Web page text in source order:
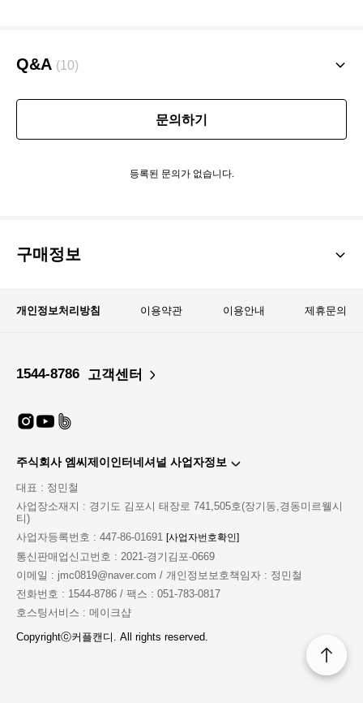
Q&A (10)
문의하기
등록된 문의가 없습니다.
구매정보
개인정보처리방침 이용약관 이용안내 제휴문의
1544-8786 고객센터
주식회사 엠씨제이인터네셔널 사업자정보
대표 : 정민철
사업장소재지 : 경기도 김포시 태장로 741,505호(장기동,경동미르웰시
티)
사업자등록번호 : 447-86-01691 [사업자번호확인]
통신판매업신고번호 : 2021-경기김포-0669
이메일 : jmc0819@naver.com / 개인정보보호책임자 : 정민철
전화번호 : 1544-8786 / 팩스 : 051-783-0817
호스팅서비스 : 메이크샵
Copyrightⓒ커플캔디. All rights reserved.